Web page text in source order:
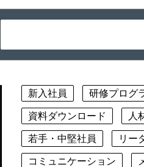
新入社員 研修プログ
資料ダウンロード 人
若手・中堅社員 リー
コミュニケーション